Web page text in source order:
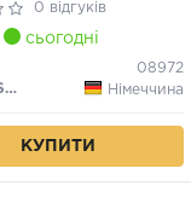
0 відгуків
сьогодні
08972
FEBI BILSTEIN
Німеччина
КУПИТИ